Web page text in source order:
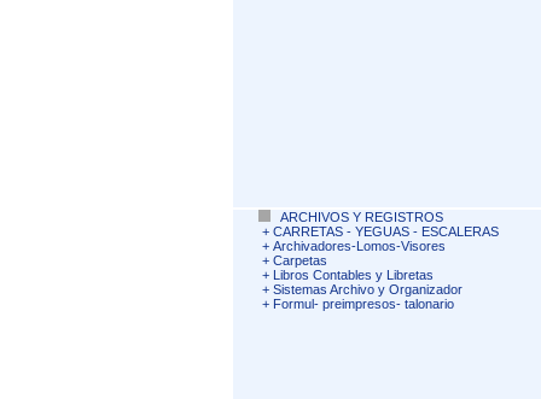
ARCHIVOS Y REGISTROS
+ CARRETAS - YEGUAS - ESCALERAS
+ Archivadores-Lomos-Visores
+ Carpetas
+ Libros Contables y Libretas
+ Sistemas Archivo y Organizador
+ Formul- preimpresos- talonario